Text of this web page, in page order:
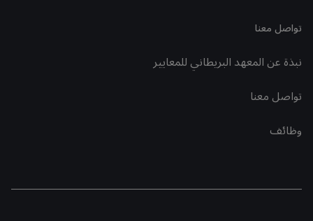
تواصل معنا
نبذة عن المعهد البريطاني للمعايير
تواصل معنا
وظائف